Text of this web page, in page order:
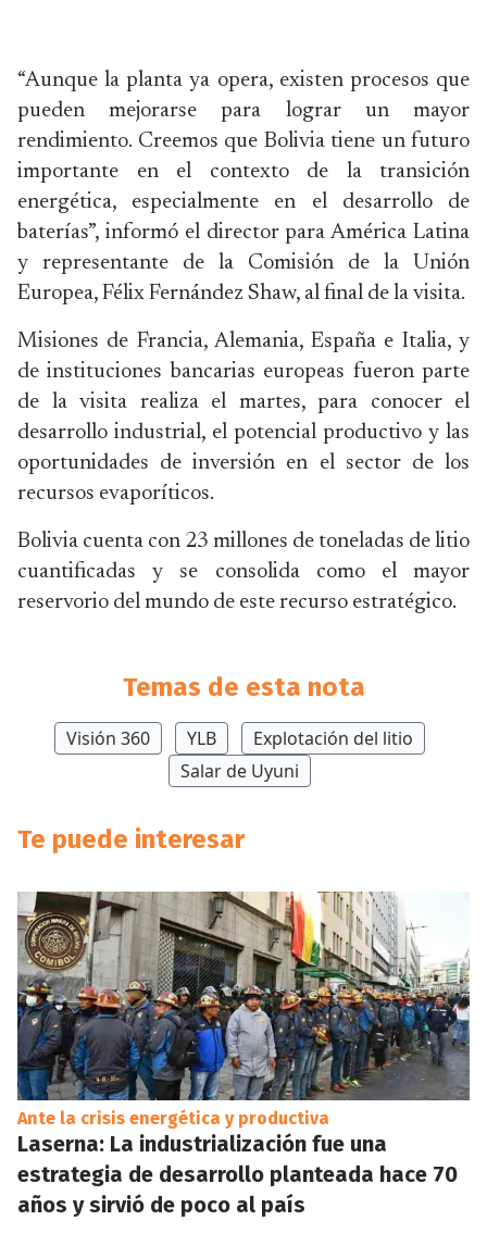
“Aunque la planta ya opera, existen procesos que
pueden mejorarse para lograr un mayor
rendimiento. Creemos que Bolivia tiene un futuro
importante en el contexto de la transición
energética, especialmente en el desarrollo de
baterías”, informó el director para América Latina
y representante de la Comisión de la Unión
Europea, Félix Fernández Shaw, al final de la visita.
Misiones de Francia, Alemania, España e Italia, y
de instituciones bancarias europeas fueron parte
de la visita realiza el martes, para conocer el
desarrollo industrial, el potencial productivo y las
oportunidades de inversión en el sector de los
recursos evaporíticos.
Bolivia cuenta con 23 millones de toneladas de litio
cuantificadas y se consolida como el mayor
reservorio del mundo de este recurso estratégico.
Temas de esta nota
Visión 360 YLB
Explotación del litio
Salar de Uyuni
Te puede interesar
Ante la crisis energética y productiva
Laserna: La industrialización fue una
estrategia de desarrollo planteada hace 70
años y sirvió de poco al país